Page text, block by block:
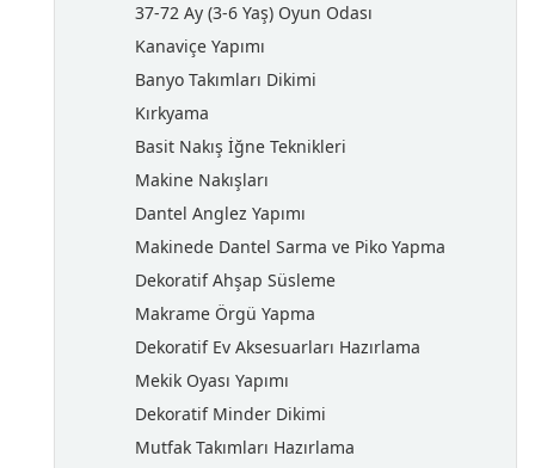
37-72 Ay (3-6 Yaş) Oyun Odası
Kanaviçe Yapımı
Banyo Takımları Dikimi
Kırkyama
Basit Nakış İğne Teknikleri
Makine Nakışları
Dantel Anglez Yapımı
Makinede Dantel Sarma ve Piko Yapma
Dekoratif Ahşap Süsleme
Makrame Örgü Yapma
Dekoratif Ev Aksesuarları Hazırlama
Mekik Oyası Yapımı
Dekoratif Minder Dikimi
Mutfak Takımları Hazırlama